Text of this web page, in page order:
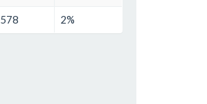
578 2%